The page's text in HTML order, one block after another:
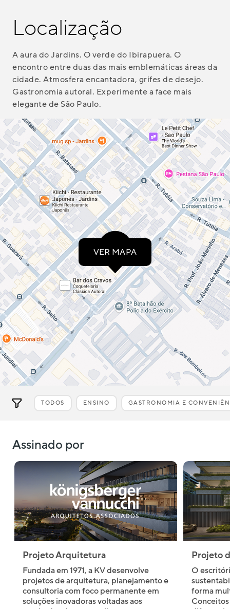
Localização
A aura do Jardins. O verde do Ibirapuera. O
encontro entre duas das mais emblemáticas áreas da
cidade. Atmosfera encantadora, grifes de desejo.
Gastronomia autoral. Experimente a face mais
elegante de São Paulo.
VER MAPA
TODOS ENSINO GASTRONOMIA E
Assinado por
Projeto Arquitetura
Fundada em 1971, a KV desenvolve
projetos de arquitetura, planejamento e
consultoria com foco permanente em
soluções inovadoras voltadas aos
Projeto
O
forma